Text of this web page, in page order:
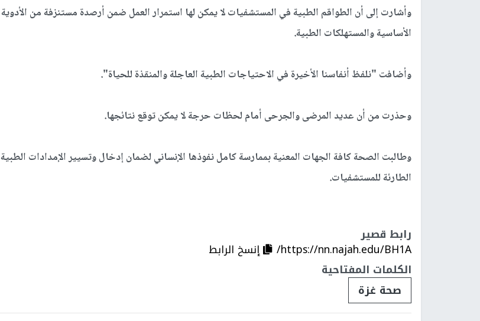
وأشارت إلى أن الطواقم الطبية في المستشفيات لا يمكن لها استمرار العمل ضمن أرصدة مستنزفة من الأدوية
الأساسية والمستهلكات الطبية.
وأضافت "نلفظ أنفاسنا الأخيرة في الاحتياجات الطبية العاجلة والمنقذة للحياة".
وحذرت من أن عديد المرضى والجرحى أمام لحظات حرجة لا يمكن توقع نتائجها.
وطالبت الصحة كافة الجهات المعنية بممارسة كامل نفوذها الإنساني لضمان إدخال وتسيير الإمدادات الطبية
الطارئة للمستشفيات.
رابط قصير
https://nn.najah.edu/BH1A/
إنسخ الرابط
الكلمات المفتاحية
صحة غزة